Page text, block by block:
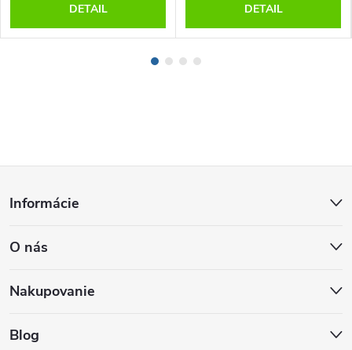
DETAIL DETAIL
p
ä
Informácie
O nás
Nakupovanie
Blog